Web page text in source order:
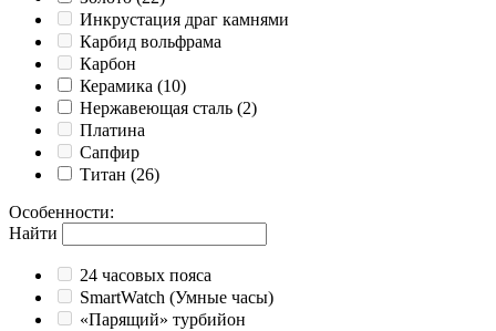
Инкрустация драг камнями
Карбид вольфрама
Карбон
Керамика (10)
Нержавеющая сталь (2)
Платина
Сапфир
Титан (26)
Особенности:
Найти
24 часовых пояса
SmartWatch (Умные часы)
«Парящий» турбийон